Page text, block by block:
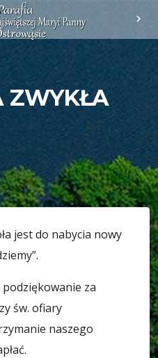
chevron_right
ZWYKŁA
jest do nabycia nowy
podziękowanie za
św. ofiary
naszego